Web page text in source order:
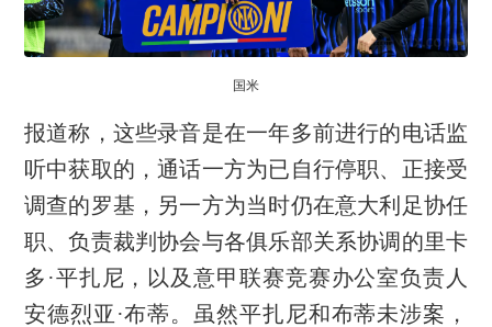
国米
报道称，这些录音是在一年多前进行的电话监
听中获取的，通话一方为已自行停职、正接受
调查的罗基，另一方为当时仍在意大利足协任
职、负责裁判协会与各俱乐部关系协调的里卡
多·平扎尼，以及意甲联赛竞赛办公室负责人
安德烈亚·布蒂。虽然平扎尼和布蒂未涉案，